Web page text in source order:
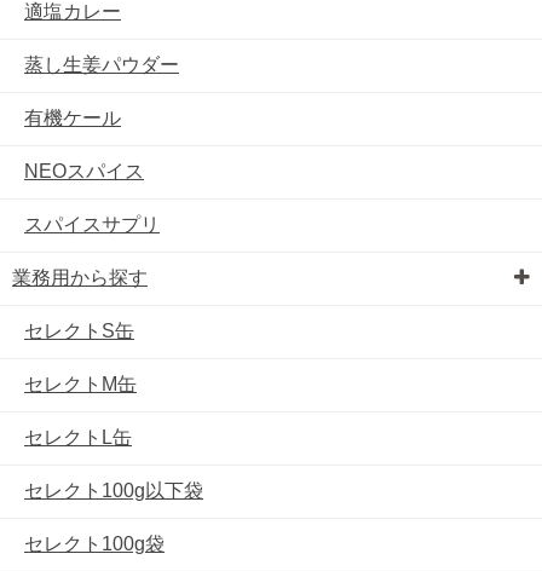
適塩カレー
蒸し生姜パウダー
有機ケール
NEOスパイス
スパイスサプリ
業務用から探す
セレクトS缶
セレクトM缶
セレクトL缶
セレクト100g以下袋
セレクト100g袋